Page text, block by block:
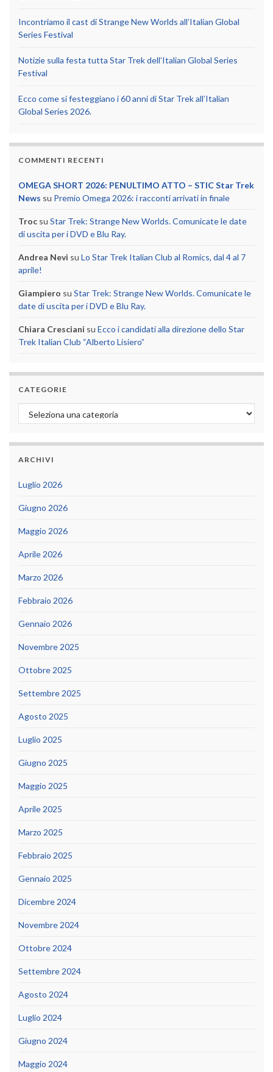
Incontriamo il cast di Strange New Worlds all’Italian Global
Series Festival
Notizie sulla festa tutta Star Trek dell’Italian Global Series
Festival
Ecco come si festeggiano i 60 anni di Star Trek all’Italian
Global Series 2026.
COMMENTI RECENTI
OMEGA SHORT 2026: PENULTIMO ATTO – STIC Star Trek
News su Premio Omega 2026: i racconti arrivati in finale
Troc su Star Trek: Strange New Worlds. Comunicate le date
di uscita per i DVD e Blu Ray.
Andrea Nevi su Lo Star Trek Italian Club al Romics, dal 4 al 7
aprile!
Giampiero su Star Trek: Strange New Worlds. Comunicate le
date di uscita per i DVD e Blu Ray.
Chiara Cresciani su Ecco i candidati alla direzione dello Star
Trek Italian Club “Alberto Lisiero”
CATEGORIE
Categorie
ARCHIVI
Luglio 2026
Giugno 2026
Maggio 2026
Aprile 2026
Marzo 2026
Febbraio 2026
Gennaio 2026
Novembre 2025
Ottobre 2025
Settembre 2025
Agosto 2025
Luglio 2025
Giugno 2025
Maggio 2025
Aprile 2025
Marzo 2025
Febbraio 2025
Gennaio 2025
Dicembre 2024
Novembre 2024
Ottobre 2024
Settembre 2024
Agosto 2024
Luglio 2024
Giugno 2024
Maggio 2024